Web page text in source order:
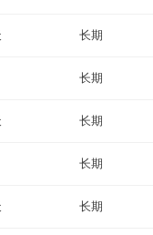
长期
长期
长期
长期
长期